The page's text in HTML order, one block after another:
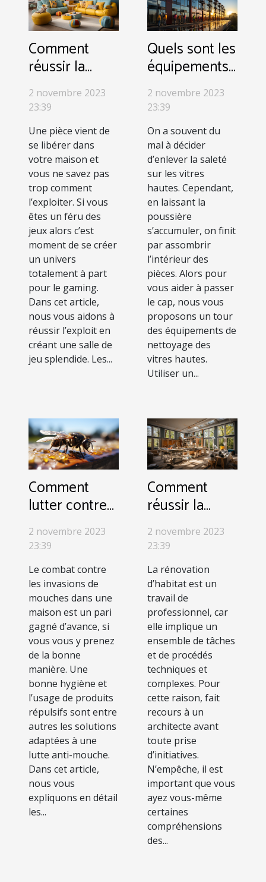
Comment
réussir la
décoration
d’une salle de
jeux ?
2 novembre 2023
23:39
Une pièce vient de
se libérer dans
votre maison et
vous ne savez pas
trop comment
l’exploiter. Si vous
êtes un féru des
jeux alors c’est
moment de se créer
un univers
totalement à part
pour le gaming.
Dans cet article,
nous vous aidons à
réussir l’exploit en
créant une salle de
jeu splendide. Les...
Quels sont les
équipements
adaptés au
nettoyage des
vitres en
hauteur ?
2 novembre 2023
23:39
On a souvent du
mal à décider
d’enlever la saleté
sur les vitres
hautes. Cependant,
en laissant la
poussière
s’accumuler, on finit
par assombrir
l’intérieur des
pièces. Alors pour
vous aider à passer
le cap, nous vous
proposons un tour
des équipements de
nettoyage des
vitres hautes.
Utiliser un...
Comment
lutter contre
l’invasion des
mouches à la
maison ?
2 novembre 2023
23:39
Le combat contre
les invasions de
mouches dans une
maison est un pari
gagné d’avance, si
vous vous y prenez
de la bonne
manière. Une
bonne hygiène et
l’usage de produits
répulsifs sont entre
autres les solutions
adaptées à une
lutte anti-mouche.
Dans cet article,
nous vous
expliquons en détail
les...
Comment
réussir la
rénovation
d’un duplex ?
2 novembre 2023
23:39
La rénovation
d’habitat est un
travail de
professionnel, car
elle implique un
ensemble de tâches
et de procédés
techniques et
complexes. Pour
cette raison, fait
recours à un
architecte avant
toute prise
d’initiatives.
N’empêche, il est
important que vous
ayez vous-même
certaines
compréhensions
des...